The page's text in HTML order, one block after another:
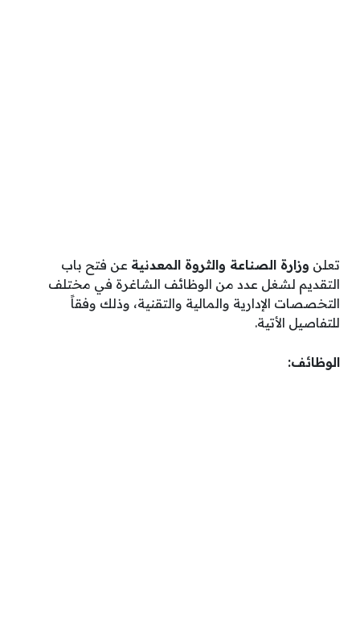
تعلن وزارة الصناعة والثروة المعدنية عن فتح باب
التقديم لشغل عدد من الوظائف الشاغرة في مختلف
التخصصات الإدارية والمالية والتقنية، وذلك وفقاً
للتفاصيل الأتية.
الوظائف: